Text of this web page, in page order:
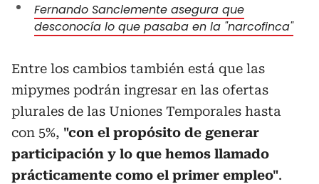
Fernando Sanclemente asegura que
desconocía lo que pasaba en la "narcofinca"
Entre los cambios también está que las
mipymes podrán ingresar en las ofertas
plurales de las Uniones Temporales hasta
con 5%, "con el propósito de generar
participación y lo que hemos llamado
prácticamente como el primer empleo".